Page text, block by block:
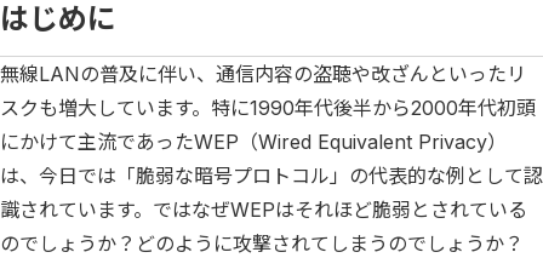
はじめに
無線LANの普及に伴い、通信内容の盗聴や改ざんといったリ
スクも増大しています。特に1990年代後半から2000年代初頭
にかけて主流であったWEP（Wired Equivalent Privacy）
は、今日では「脆弱な暗号プロトコル」の代表的な例として認
識されています。ではなぜWEPはそれほど脆弱とされている
のでしょうか？どのように攻撃されてしまうのでしょうか？